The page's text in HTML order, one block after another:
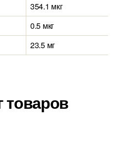
354.1 мкг
0.5 мкг
23.5 мг
товаров